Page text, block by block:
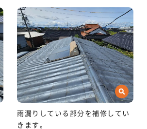
雨漏りしている部分を補修してい
きます。